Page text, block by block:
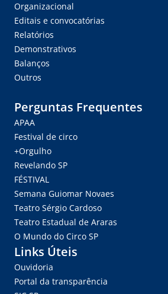
Organizacional
Editais e convocatórias
Relatórios
Demonstrativos
Balanços
Outros
Perguntas Frequentes
APAA
Festival de circo
+Orgulho
Revelando SP
FÉSTIVAL
Semana Guiomar Novaes
Teatro Sérgio Cardoso
Teatro Estadual de Araras
O Mundo do Circo SP
Links Úteis
Ouvidoria
Portal da transparência